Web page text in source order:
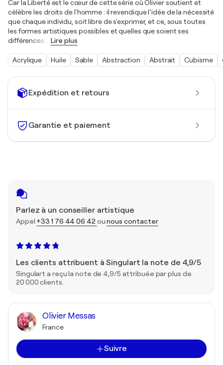
Expédition et retours
Garantie et paiement
Parlez à un conseiller artistique
Appel +33 1 76 44 06 42 ounous contacter
Les clients attribuent à Singulart la note de 4,9/5
Singulart a reçu la note de 4,9/5 attribuée par plus de
20 000 clients.
Olivier Messas
France
Suivre
Car la Liberté est le cœur de cette série où Olivier soutient et
célèbre les droits de l'homme : il revendique l’idée de la nécessité
que chaque individu, soit libre de s'exprimer, et ce, sous toutes
les formes artistiques possibles et quelles que soient ses
différences.
Lire plus
Acrylique Huile Sable Abstraction Abstrait Cubisme